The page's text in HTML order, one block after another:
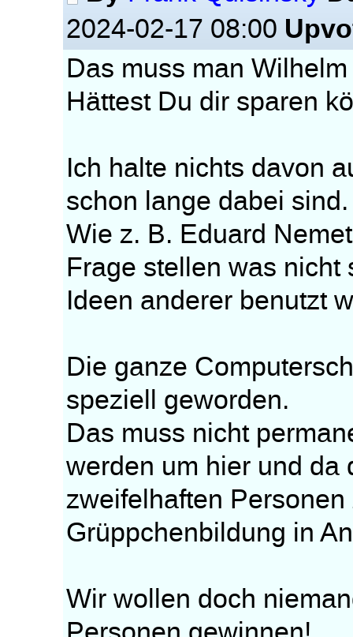
2024-02-17 08:00
Das muss man
Hättest Du dir sparen
Ich halte nichts davon
schon lange dabei sind.
Wie z. B. Eduard
Frage stellen was nicht
Ideen anderer benutzt
Die ganze
speziell geworden.
Das muss nicht
werden um hier und da
zweifelhaften
Grüppchenbildung in
Wir wollen doch